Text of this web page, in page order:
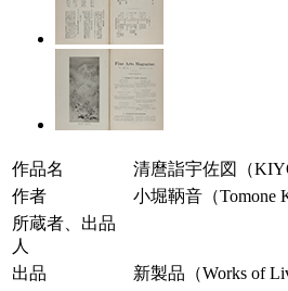
作品名
清麿詣宇佐図（
作者
小堀鞆音（Tomone
所蔵者、出品
人
出品
新製品（Works of